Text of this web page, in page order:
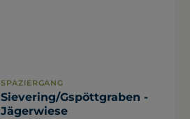
SPAZIERGANG
Sievering/Gspöttgraben -
Jägerwiese